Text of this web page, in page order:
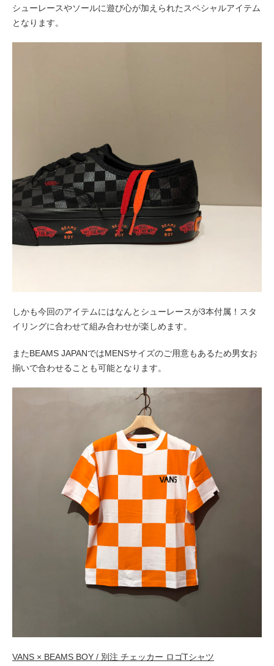
シューレースやソールに遊び心が加えられたスペシャルアイテム
となります。
しかも今回のアイテムにはなんとシューレースが3本付属！スタ
イリングに合わせて組み合わせが楽しめます。
またBEAMS JAPANではMENSサイズのご用意もあるため男女お
揃いで合わせることも可能となります。
VANS × BEAMS BOY / 別注 チェッカー ロゴTシャツ